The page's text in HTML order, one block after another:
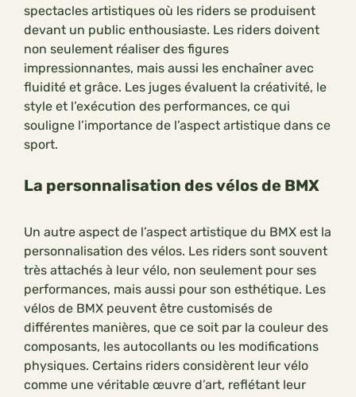
spectacles artistiques où les riders se produisent
devant un public enthousiaste. Les riders doivent
non seulement réaliser des figures
impressionnantes, mais aussi les enchaîner avec
fluidité et grâce. Les juges évaluent la créativité, le
style et l’exécution des performances, ce qui
souligne l’importance de l’aspect artistique dans ce
sport.
La personnalisation des vélos de BMX
Un autre aspect de l’aspect artistique du BMX est la
personnalisation des vélos. Les riders sont souvent
très attachés à leur vélo, non seulement pour ses
performances, mais aussi pour son esthétique. Les
vélos de BMX peuvent être customisés de
différentes manières, que ce soit par la couleur des
composants, les autocollants ou les modifications
physiques. Certains riders considèrent leur vélo
comme une véritable œuvre d’art, reflétant leur